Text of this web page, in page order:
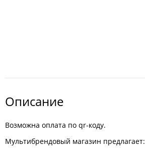
Описание
Возможна оплата по qr-коду.
Мультибрендовый магазин предлагает: